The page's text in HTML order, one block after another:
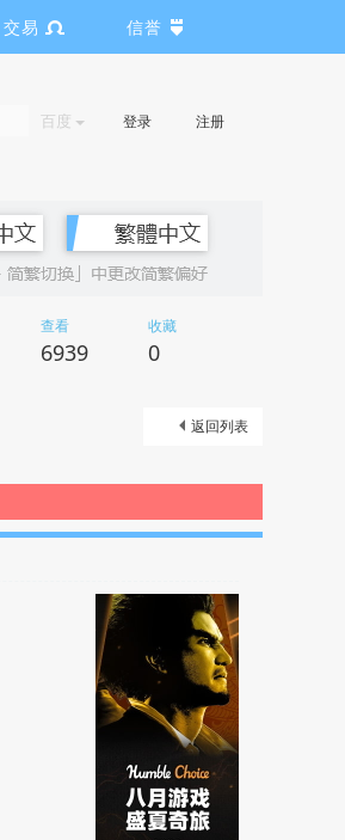
交易 信誉
百度 登录 注册
查看
6939
收藏
0
返回列表